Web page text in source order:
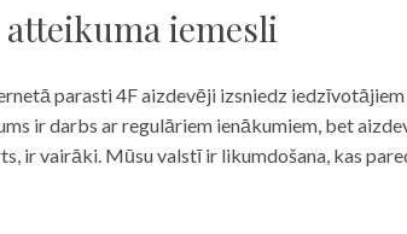
iemesli
parasti 4F aizdevēji izsniedz
ir darbs ar regulāriem ienākumiem, bet
ir vairāki. Mūsu valstī ir likumdošana, kas